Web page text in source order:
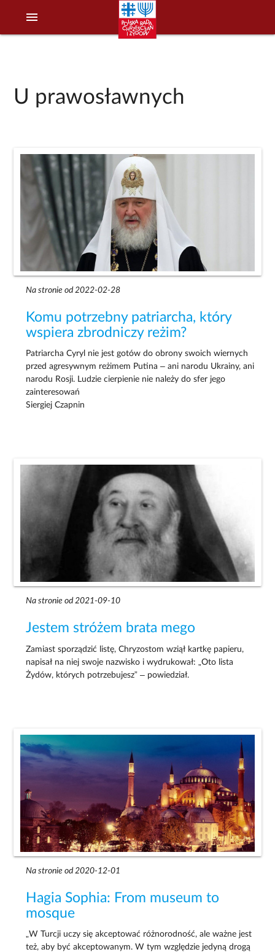
menu
U prawosławnych
Na stronie od 2022-02-28
Komu potrzebny patriarcha, który
wspiera zbrodniczy reżim?
Patriarcha Cyryl nie jest gotów do obrony swoich wiernych
przed agresywnym reżimem Putina – ani narodu Ukrainy, ani
narodu Rosji. Ludzie cierpienie nie należy do sfer jego
zainteresowań
Siergiej Czapnin
Na stronie od 2021-09-10
Jestem stróżem brata mego
Zamiast sporządzić listę, Chryzostom wziął kartkę papieru,
napisał na niej swoje nazwisko i wydrukował: „Oto lista
Żydów, których potrzebujesz” – powiedział.
Na stronie od 2020-12-01
Hagia Sophia: From museum to
mosque
„W Turcji uczy się akceptować różnorodność, ale ważne jest
też, aby być akceptowanym. W tym względzie jedyną drogą